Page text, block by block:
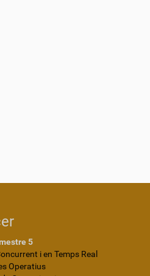
5
i en Temps Real
Operatius